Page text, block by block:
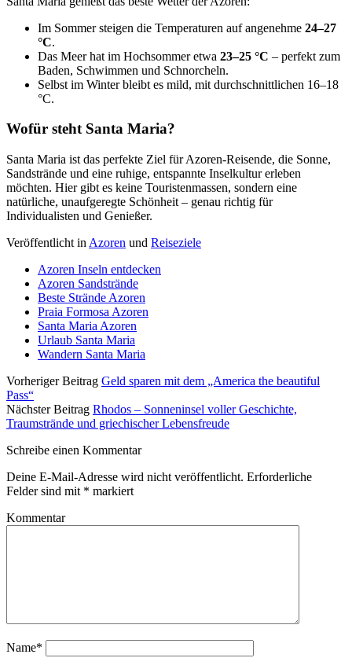
Im Sommer steigen die Temperaturen auf angenehme 24–27
°C.
Das Meer hat im Hochsommer etwa 23–25 °C – perfekt zum
Baden, Schwimmen und Schnorcheln.
Selbst im Winter bleibt es mild, mit durchschnittlichen 16–18
°C.
Wofür steht Santa Maria?
Santa Maria ist das perfekte Ziel für Azoren-Reisende, die Sonne,
Sandstrände und eine ruhige, entspannte Inselkultur erleben
möchten. Hier gibt es keine Touristenmassen, sondern eine
natürliche, unaufgeregte Schönheit – genau richtig für
Individualisten und Genießer.
Veröffentlicht in Azoren und Reiseziele
Azoren Inseln entdecken
Azoren Sandstrände
Beste Strände Azoren
Praia Formosa Azoren
Santa Maria Azoren
Urlaub Santa Maria
Wandern Santa Maria
Vorheriger Beitrag Geld sparen mit dem „America the beautiful
Pass“
Nächster Beitrag Rhodos – Sonneninsel voller Geschichte,
Traumstrände und griechischer Lebensfreude
Schreibe einen Kommentar
Deine E-Mail-Adresse wird nicht veröffentlicht. Erforderliche
Felder sind mit * markiert
Kommentar
Name*